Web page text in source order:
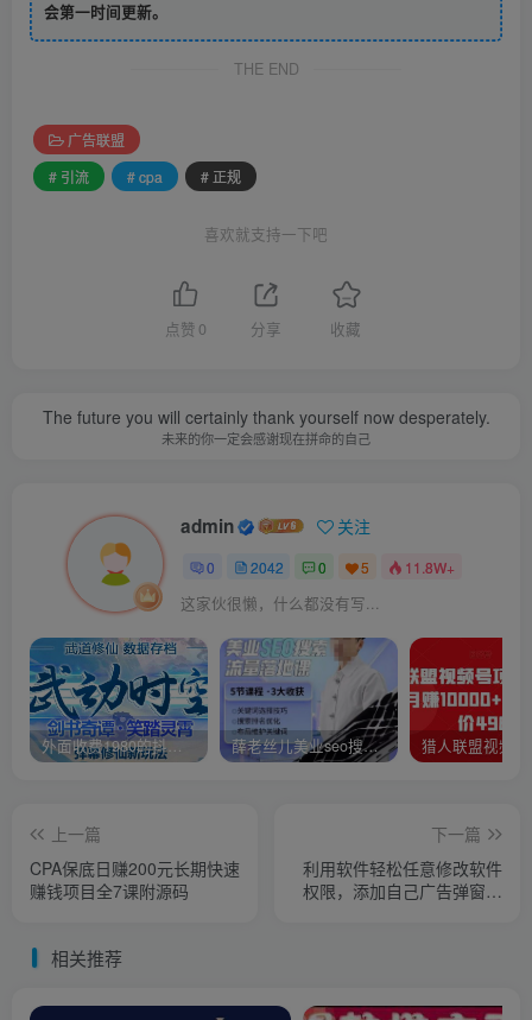
会第一时间更新。
THE END
广告联盟
# 引流
# cpa # 正规
喜欢就支持一下吧
点赞 0 分享 收藏
The future you will certainly thank yourself now desperately.
未来的你一定会感谢现在拼命的自己
admin 关注
0 2042 0 5 11.8W+
这家伙很懒，什么都没有写...
外面收费1980的抖音武动时空直播项目，无需真人出镜，实时互动直播【软件+详细教程】 薛老丝儿美业seo搜索流量落地课，一周暴涨20w粉丝，全干货讲解
上一篇
CPA保底日赚200元长期快速
赚钱项目全7课附源码
下一篇
利用软件轻松任意修改软件
权限，添加自己广告弹窗推
相关推荐